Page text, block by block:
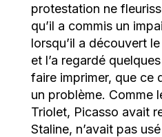
protestation ne
qu’il a commis un
lorsqu’il a découvert
et l’a regardé
faire imprimer, que ce
un problème. Comme
Triolet, Picasso avait
Staline, n’avait pas